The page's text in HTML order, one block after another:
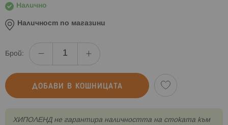
Налично
Наличност по магазини
Брой:
ДОБАВИ В КОШНИЦАТА
XИПОЛЕНД не гарантира наличността на стоката към